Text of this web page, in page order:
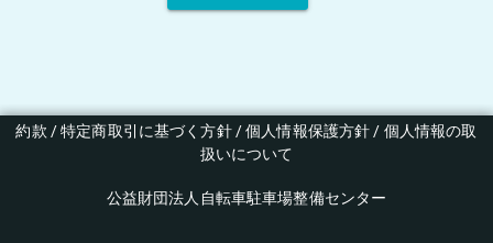
約款 / 特定商取引に基づく方針 / 個人情報保護方針 / 個人情報の取
扱いについて
公益財団法人自転車駐車場整備センター